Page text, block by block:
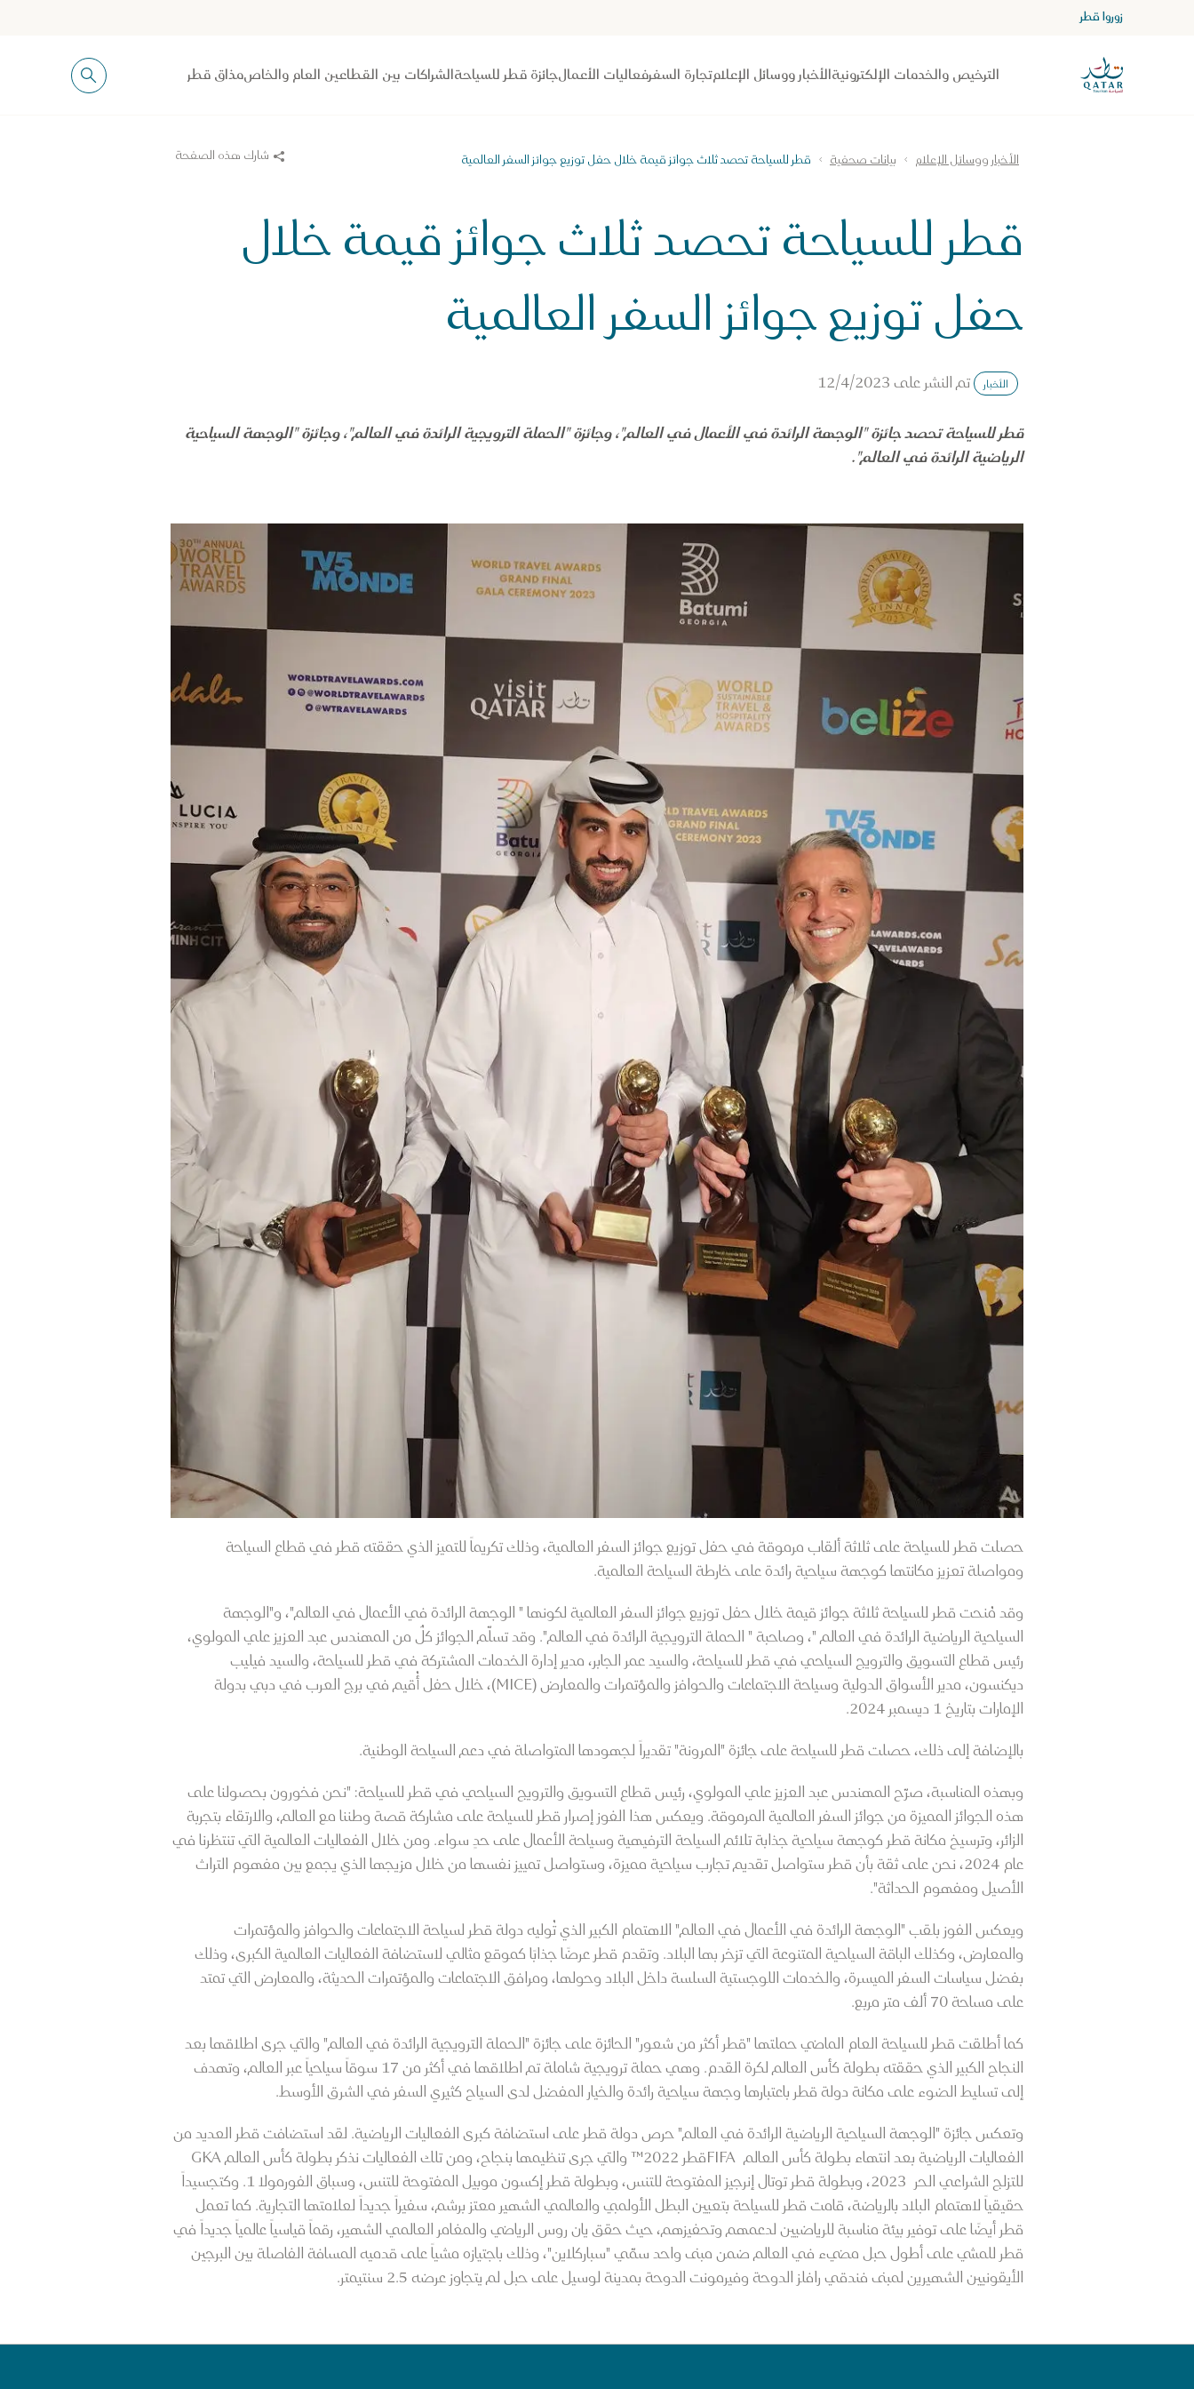
الصفحة الرئيسية لموقع VisitQatar
زوروا قطر
الترخيص والخدمات الإلكترونيةالأخبار ووسائل الإعلامتجارة السفرفعاليات الأعمالجائزة قطر للسياحةالشراكات بين القطاعين العام والخاصمذاق قطر
الأخبار ووسائل الإعلام بيانات صحفية قطر للسياحة تحصد ثلاث جوائز قيمة خلال حفل توزيع جوائز السفر العالمية شارك هذه الصفحة
قطر للسياحة تحصد ثلاث جوائز قيمة خلال
حفل توزيع جوائز السفر العالمية
الأخبار تم النشر على 12/4/2023
قطر للسياحة تحصد جائزة "الوجهة الرائدة في الأعمال في العالم"، وجائزة "الحملة الترويجية الرائدة في العالم"، وجائزة "الوجهة السياحية
الرياضية الرائدة في العالم".
حصلت قطر للسياحة على ثلاثة ألقاب مرموقة في حفل توزيع جوائز السفر العالمية، وذلك تكريماً للتميز الذي حققته قطر في قطاع السياحة
ومواصلة تعزيز مكانتها كوجهة سياحية رائدة على خارطة السياحة العالمية.
وقد مُنحت قطر للسياحة ثلاثة جوائز قيمة خلال حفل توزيع جوائز السفر العالمية لكونها " الوجهة الرائدة في الأعمال في العالم"، و"الوجهة
السياحية الرياضية الرائدة في العالم "، وصاحبة " الحملة الترويجية الرائدة في العالم". وقد تسلّم الجوائز كلٌ من المهندس عبد العزيز علي المولوي،
رئيس قطاع التسويق والترويج السياحي في قطر للسياحة، والسيد عمر الجابر، مدير إدارة الخدمات المشتركة في قطر للسياحة، والسيد فيليب
ديكنسون، مدير الأسواق الدولية وسياحة
الاجتماعات والحوافز والمؤتمرات والمعارض (MICE)، خلال حفل أُقيم في برج العرب في دبي بدولة
الإمارات بتاريخ 1 ديسمبر 2024.
بالإضافة إلى ذلك، حصلت قطر للسياحة على جائزة "المرونة" تقديراً لجهودها المتواصلة في دعم السياحة الوطنية.
وبهذه المناسبة، صرّح المهندس عبد العزيز علي المولوي، رئيس قطاع التسويق والترويج السياحي في قطر للسياحة: "نحن فخورون بحصولنا على
هذه الجوائز المميزة من جوائز السفر العالمية المرموقة. ويعكس هذا الفوز إصرار قطر للسياحة على مشاركة قصة وطننا مع العالم، والارتقاء بتجربة
الزائر، وترسيخ مكانة قطر كوجهة سياحية جذابة تلائم السياحة الترفيهية وسياحة الأعمال على حدٍ سواء. ومن خلال الفعاليات العالمية التي تنتظرنا في
عام 2024، نحن على ثقة بأن قطر ستواصل تقديم تجارب سياحية مميزة، وستواصل تمييز نفسها من خلال مزيجها الذي يجمع بين مفهوم التراث
الأصيل ومفهوم الحداثة".
ويعكس الفوز بلقب "الوجهة الرائدة في الأعمال في العالم" الاهتمام الكبير الذي تُوليه دولة قطر لسياحة الاجتماعات والحوافز والمؤتمرات
والمعارض، وكذلك الباقة السياحية المتنوعة التي تزخر بها البلاد. وتقدم قطر عرضًا جذابًا كموقع مثالي لاستضافة الفعاليات العالمية الكبرى، وذلك
بفضل سياسات السفر الميسرة، والخدمات اللوجستية السلسة داخل البلاد وحولها، ومرافق الاجتماعات والمؤتمرات الحديثة، والمعارض التي تمتد
على مساحة 70 ألف متر مربع.
كما أطلقت قطر للسياحة العام الماضي حملتها "قطر أكثر من شعور" الحائزة على جائزة "الحملة الترويجية الرائدة في العالم" والتي جرى اطلاقها بعد
النجاح الكبير الذي حققته بطولة كأس العالم لكرة القدم. وهي حملة ترويجية شاملة تم اطلاقها في أكثر من 17 سوقاً سياحياً عبر العالم، وتهدف
إلى تسليط الضوء على مكانة دولة قطر باعتبارها وجهة سياحية رائدة والخيار المفضل لدى السياح كثيري السفر في الشرق الأوسط.
وتعكس جائزة "الوجهة السياحية الرياضية الرائدة في العالم" حرص دولة قطر على استضافة كبرى الفعاليات الرياضية. لقد استضافت قطر العديد من
الفعاليات الرياضية بعد انتهاء بطولة كأس العالم FIFAقطر 2022™ والتي جرى تنظيمها بنجاح، ومن تلك الفعاليات نذكر بطولة كأس العالم GKA
للتزلج الشراعي الحر 2023، وبطولة قطر توتال إنرجيز المفتوحة للتنس، وبطولة قطر إكسون موبيل المفتوحة للتنس، وسباق الفورمولا 1. وكتجسيداً
حقيقياً لاهتمام البلاد بالرياضة، قامت قطر للسياحة بتعيين البطل الأولمبي والعالمي الشهير معتز برشم، سفيراً جديداً لعلامتها التجارية. كما تعمل
قطر أيضًا على توفير بيئة مناسبة للرياضيين لدعمهم وتحفيزهم، حيث حقق يان روس الرياضي والمغامر العالمي الشهير، رقماً قياسياً عالمياً جديداً في
قطر للمشي على أطول حبل مضيء في العالم ضمن مبنى واحد سمّي "سباركلاين"، وذلك باجتيازه مشياً على قدميه المسافة الفاصلة بين البرجين
الأيقونيين الشهيرين لمبنى فندقي رافلز الدوحة وفيرمونت الدوحة بمدينة لوسيل على حبل لم يتجاوز عرضه 2.5 سنتيمتر.